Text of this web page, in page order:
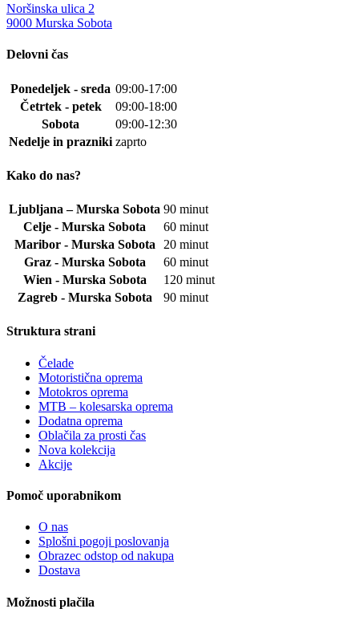
Noršinska ulica 2
9000 Murska Sobota
Delovni čas
Ponedeljek - sreda 09:00-17:00
Četrtek - petek
09:00-18:00
Sobota
09:00-12:30
Nedelje in prazniki zaprto
Kako do nas?
Ljubljana – Murska Sobota 90 minut
Celje - Murska Sobota
60 minut
Maribor - Murska Sobota
20 minut
Graz - Murska Sobota
60 minut
Wien - Murska Sobota
120 minut
Zagreb - Murska Sobota
90 minut
Struktura strani
Čelade
Motoristična oprema
Motokros oprema
MTB – kolesarska oprema
Dodatna oprema
Oblačila za prosti čas
Nova kolekcija
Akcije
Pomoč uporabnikom
O nas
Splošni pogoji poslovanja
Obrazec odstop od nakupa
Dostava
Možnosti plačila